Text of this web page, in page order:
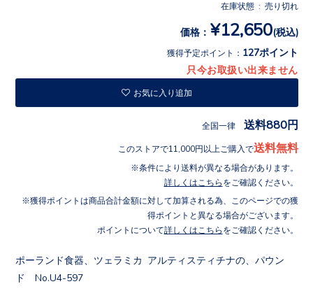
在庫状態 : 売り切れ
価格： ¥12,650(税込)
獲得予定ポイント： 127ポイント
只今お取扱い出来ません
お気に入り追加
全国一律 送料880円
このストアで11,000円以上ご購入で送料無料
条件により送料が異なる場合があります。
詳しくはこちら をご確認ください。
獲得ポイントは商品合計金額に対して加算される為、このページでの獲
得ポイントと異なる場合がございます。
ポイントについて詳しくはこちら をご確認ください。
ポーランド食器、ツェラミカ アルティスティチナの、パウン
ド No.U4-597